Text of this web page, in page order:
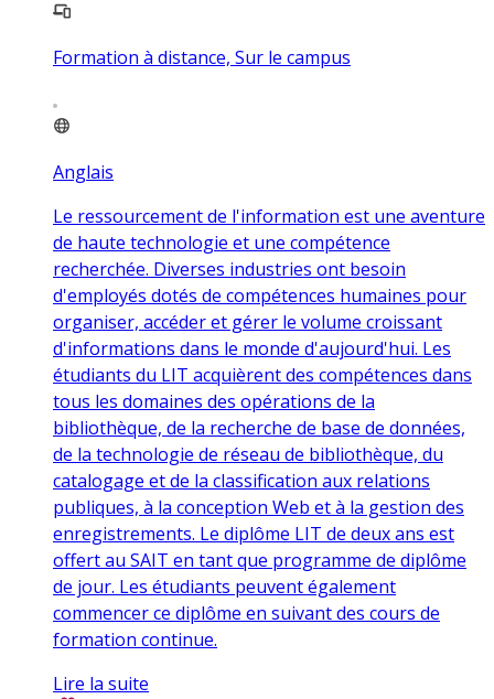
Formation à distance, Sur le campus
Anglais
Le ressourcement de l'information est une aventure
de haute technologie et une compétence
recherchée. Diverses industries ont besoin
d'employés dotés de compétences humaines pour
organiser, accéder et gérer le volume croissant
d'informations dans le monde d'aujourd'hui. Les
étudiants du LIT acquièrent des compétences dans
tous les domaines des opérations de la
bibliothèque, de la recherche de base de données,
de la technologie de réseau de bibliothèque, du
catalogage et de la classification aux relations
publiques, à la conception Web et à la gestion des
enregistrements. Le diplôme LIT de deux ans est
offert au SAIT en tant que programme de diplôme
de jour. Les étudiants peuvent également
commencer ce diplôme en suivant des cours de
formation continue.
Lire la suite